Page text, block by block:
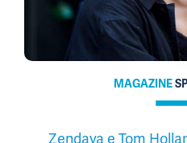
MAGAZINE
Zendaya e Tom